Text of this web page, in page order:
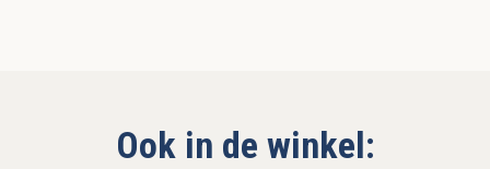
Ook in de winkel: